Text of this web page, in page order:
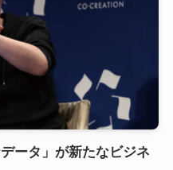
ータ」が新たなビジネ